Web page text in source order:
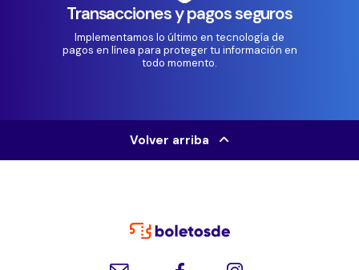
Transacciones y pagos seguros
Implementamos lo último en tecnología de
pagos en línea para proteger tu información en
todo momento.
Volver arriba